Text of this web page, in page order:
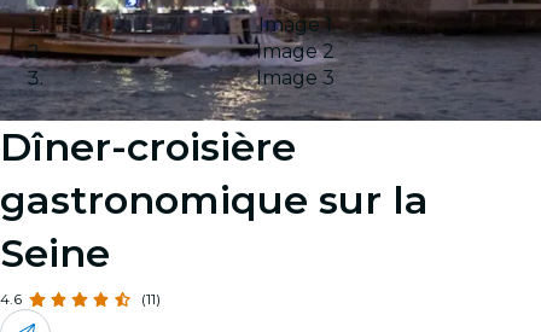
Image 1
Image 2
Image 3
Dîner-croisière
gastronomique sur la
Seine
4.6 (11)